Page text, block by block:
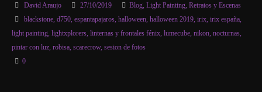
David Araujo 27/10/2019 Blog, Light Painting, Retratos y Escenas
blackstone, d750, espantapajaros, halloween, halloween 2019, irix, irix españa,
light painting lightxplorers linternas y frontales fénix lumecube nikon nocturnas
pintar con luz robisa scarecrow, sesion de fotos
0